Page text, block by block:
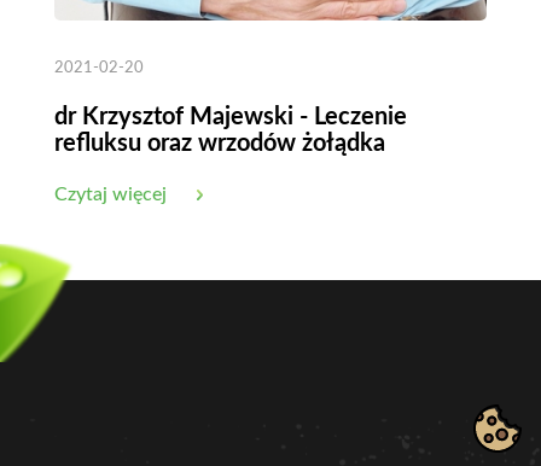
2021-02-20
dr Krzysztof Majewski - Leczenie
refluksu oraz wrzodów żołądka
Czytaj więcej